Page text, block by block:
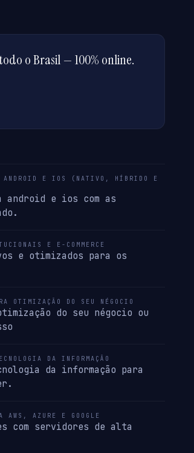
o Brasil — 100% online.
ANDROID E IOS (NATIVO, HÍBRIDO E
android e ios com as
E E-COMMERCE
e otimizados para os
OTIMIZAÇÃO DO SEU NÉGOCIO
do seu négocio ou
DA INFORMAÇÃO
da informação para
AWS, AZURE E GOOGLE
com servidores de alta